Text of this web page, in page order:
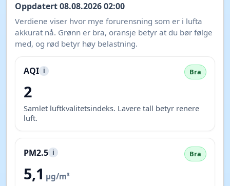
Oppdatert 08.08.2026 02:00
Verdiene viser hvor mye forurensning som er i lufta
akkurat nå. Grønn er bra, oransje betyr at du bør følge
med, og rød betyr høy belastning.
AQI i Bra
2
Samlet luftkvalitetsindeks. Lavere tall betyr renere
luft.
PM2.5 i Bra
5,1 µg/m³